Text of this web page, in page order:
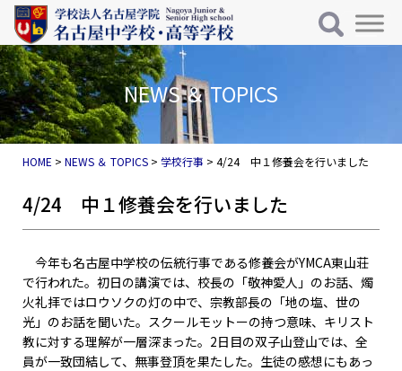
コンテンツへスキップ
メインナビゲーション
NEWS ＆ TOPICS
HOME >NEWS ＆ TOPICS > 学校行事 >4/24 中１修養会を行いました
4/24 中１修養会を行いました
今年も名古屋中学校の伝統行事である修養会がYMCA東山荘
で行われた。初日の講演では、校長の「敬神愛人」のお話、燭
火礼拝ではロウソクの灯の中で、宗教部長の「地の塩、世の
光」のお話を聞いた。スクールモットーの持つ意味、キリスト
教に対する理解が一層深まった。2日目の双子山登山では、全
員が一致団結して、無事登頂を果たした。生徒の感想にもあっ